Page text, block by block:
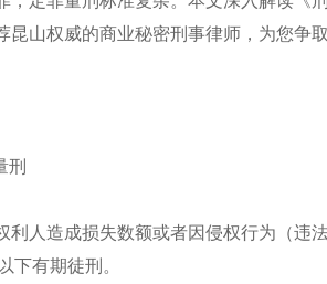
山权威的商业秘密刑事律师，为您争
刑
人造成损失数额或者因侵权行为（违
下有期徒刑。